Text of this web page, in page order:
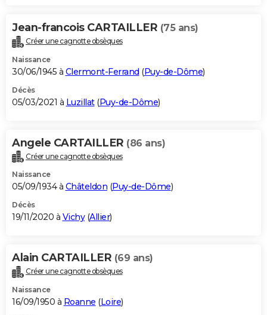
Jean-francois CARTAILLER (75 ans)
Créer une cagnotte obsèques
Naissance
30/06/1945 à Clermont-Ferrand (Puy-de-Dôme)
Décès
05/03/2021 à Luzillat(Puy-de-Dôme)
Angele CARTAILLER (86 ans)
Créer une cagnotte obsèques
Naissance
05/09/1934 à Châteldon (Puy-de-Dôme)
Décès
19/11/2020 à Vichy(Allier)
Alain CARTAILLER (69 ans)
Créer une cagnotte obsèques
Naissance
16/09/1950 à Roanne (Loire)